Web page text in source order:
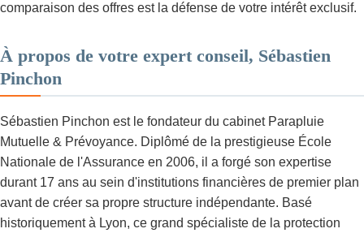
comparaison des offres est la défense de votre intérêt exclusif.
À propos de votre expert conseil, Sébastien
Pinchon
Sébastien Pinchon est le fondateur du cabinet Parapluie
Mutuelle & Prévoyance. Diplômé de la prestigieuse École
Nationale de l'Assurance en 2006, il a forgé son expertise
durant 17 ans au sein d'institutions financières de premier plan
avant de créer sa propre structure indépendante. Basé
historiquement à Lyon, ce grand spécialiste de la protection